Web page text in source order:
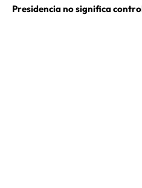
Presidencia no significa